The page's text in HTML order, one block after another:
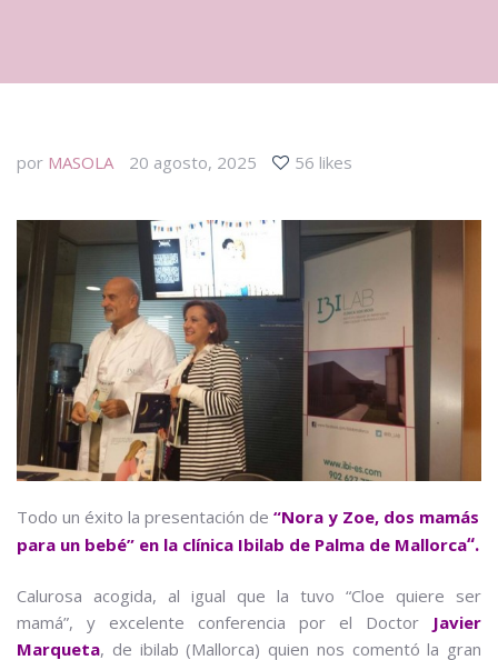
por MASOLA 20 agosto, 2025 56 likes
Todo un éxito la presentación de “Nora y Zoe, dos mamás
para un bebé” en la clínica Ibilab de Palma de Mallorca“.
Calurosa acogida, al igual que la tuvo “Cloe quiere ser
mamá”, y excelente conferencia por el Doctor Javier
Marqueta, de ibilab (Mallorca) quien nos comentó la gran